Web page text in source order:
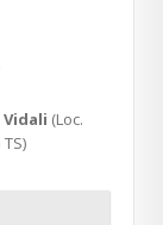
Vidali (Loc.
TS)